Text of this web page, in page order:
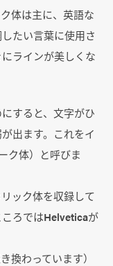
体は主に、英語な
たい言葉に使用さ
ラインが美しくな
すると、文字がひ
出ます。これをイ
ク体）と呼びま
ック体を収録して
ろではHelveticaが
換わっています）